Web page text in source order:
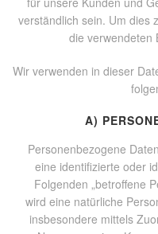
verständlich sein. Um dies
die verwendeten
Wir verwenden in dieser
A)
Personenbezogene
eine identifizierte oder
Folgenden „betroffene
wird eine natürliche
insbesondere mittels